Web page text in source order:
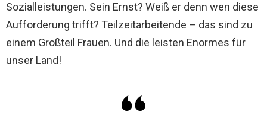
Sozialleistungen. Sein Ernst? Weiß er denn wen diese
Aufforderung trifft? Teilzeitarbeitende – das sind zu
einem Großteil Frauen. Und die leisten Enormes für
unser Land!